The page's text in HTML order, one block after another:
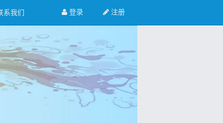
注册
登录
系我们